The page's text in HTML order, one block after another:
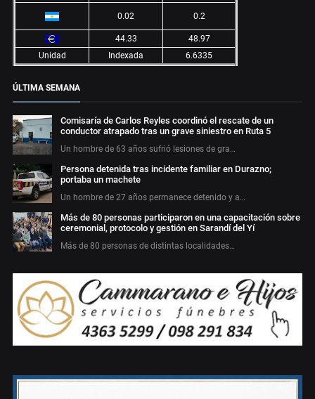
0.02 0.2
44.33
48.97
Unidad
Indexada 6.6335
ÚLTIMA SEMANA
Comisaría de Carlos Reyles coordinó el rescate de un
conductor atrapado tras un grave siniestro en Ruta 5
Un hombre de 63 años sufrió lesiones de gra…
Persona detenida tras incidente familiar en Durazno;
portaba un machete
Un hombre de 27 años permanece detenido y a…
Más de 80 personas participaron en una capacitación sobre
ceremonial, protocolo y gestión en Sarandí del Yí
Más de 80 personas de distintas localidades…